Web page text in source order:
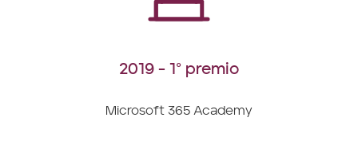
2019 - 1° premio
Microsoft 365 Academy